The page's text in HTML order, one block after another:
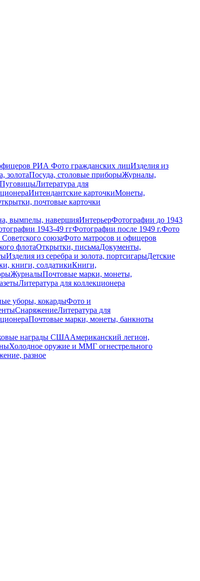
РИАФото гражданских лицИзделия из
золотаПосуда, столовые приборыЖурналы,
ПуговицыЛитература для
Интендантские карточкиМонеты,
почтовые карточки
вымпелы, навершияИнтерьерФотографии до 1943
1943-49 ггФотографии после 1949 г.Фото
Советского союзаФото матросов и офицеров
флотаОткрытки, письмаДокументы,
Изделия из серебра и золота, портсигарыДетские
книги, солдатикиКниги,
ЖурналыПочтовые марки, монеты,
Литература для коллекционера
уборы, кокардыФото и
СнаряжениеЛитература для
Почтовые марки, монеты, банкноты
награды СШААмериканский легион,
Холодное оружие и ММГ огнестрельного
разное